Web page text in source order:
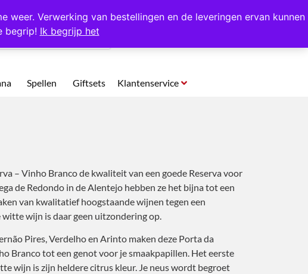
Verwerking van bestellingen en de leveringen ervan kunnen
begrip! Ik begrijp het
Gratis op te halen in Hansweert
Spellen Giftsets Klantenservice
– Vinho Branco de kwaliteit van een goede Reserva voor
de Redondo in de Alentejo hebben ze het bijna tot een
van kwalitatief hoogstaande wijnen tegen een
wijn is daar geen uitzondering op.
Pires, Verdelho en Arinto maken deze Porta da
Branco tot een genot voor je smaakpapillen. Het eerste
wijn is zijn heldere citrus kleur. Je neus wordt begroet